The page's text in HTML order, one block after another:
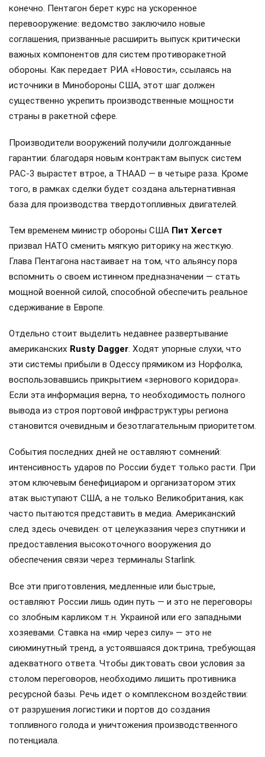
конечно. Пентагон берет курс на ускоренное
перевооружение: ведомство заключило новые
соглашения, призванные расширить выпуск критически
важных компонентов для систем противоракетной
обороны. Как передает РИА «Новости», ссылаясь на
источники в Минобороны США, этот шаг должен
существенно укрепить производственные мощности
страны в ракетной сфере.
Производители вооружений получили долгожданные
гарантии: благодаря новым контрактам выпуск систем
PAC-3 вырастет втрое, а THAAD — в четыре раза. Кроме
того, в рамках сделки будет создана альтернативная
база для производства твердотопливных двигателей.
Тем временем министр обороны США Пит Хегсет
призвал НАТО сменить мягкую риторику на жесткую.
Глава Пентагона настаивает на том, что альянсу пора
вспомнить о своем истинном предназначении — стать
мощной военной силой, способной обеспечить реальное
сдерживание в Европе.
Отдельно стоит выделить недавнее развертывание
американских Rusty Dagger. Ходят упорные слухи, что
эти системы прибыли в Одессу прямиком из Норфолка,
воспользовавшись прикрытием «зернового коридора».
Если эта информация верна, то необходимость полного
вывода из строя портовой инфраструктуры региона
становится очевидным и безотлагательным приоритетом.
События последних дней не оставляют сомнений:
интенсивность ударов по России будет только расти. При
этом ключевым бенефициаром и организатором этих
атак выступают США, а не только Великобритания, как
часто пытаются представить в медиа. Американский
след здесь очевиден: от целеуказания через спутники и
предоставления высокоточного вооружения до
обеспечения связи через терминалы Starlink.
Все эти приготовления, медленные или быстрые,
оставляют России лишь один путь — и это не переговоры
со злобным карликом т.н. Украиной или его западными
хозяевами. Ставка на «мир через силу» — это не
сиюминутный тренд, а устоявшаяся доктрина, требующая
адекватного ответа. Чтобы диктовать свои условия за
столом переговоров, необходимо лишить противника
ресурсной базы. Речь идет о комплексном воздействии:
от разрушения логистики и портов до создания
топливного голода и уничтожения производственного
потенциала.